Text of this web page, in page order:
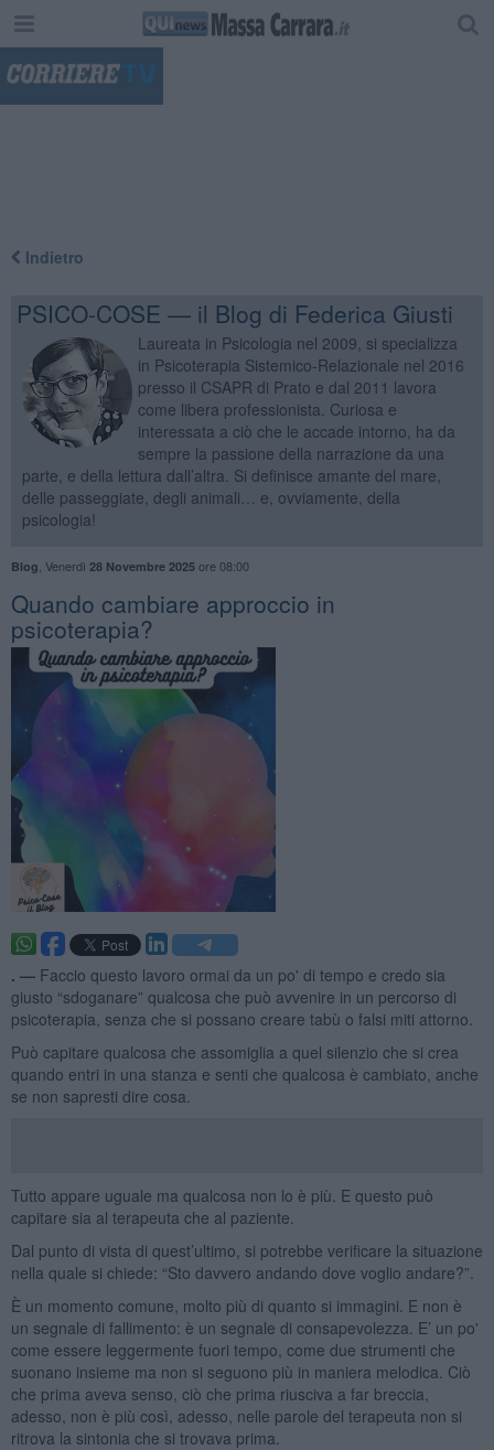
Indietro
PSICO-COSE — il Blog di Federica Giusti
Laureata in Psicologia nel 2009, si specializza
in Psicoterapia Sistemico-Relazionale nel 2016
presso il CSAPR di Prato e dal 2011 lavora
come libera professionista. Curiosa e
interessata a ciò che le accade intorno, ha da
sempre la passione della narrazione da una
parte, e della lettura dall’altra. Si definisce amante del mare,
delle passeggiate, degli animali… e, ovviamente, della
psicologia!
Blog Venerdì 28 Novembre 2025ore 08:00
Quando cambiare approccio in
psicoterapia?
. — Faccio questo lavoro ormai da un po' di tempo e credo sia
giusto “sdoganare” qualcosa che può avvenire in un percorso di
psicoterapia, senza che si possano creare tabù o falsi miti attorno.
Può capitare qualcosa che assomiglia a quel silenzio che si crea
quando entri in una stanza e senti che qualcosa è cambiato, anche
se non sapresti dire cosa.
Tutto appare uguale ma qualcosa non lo è più. E questo può
capitare sia al terapeuta che al paziente.
Dal punto di vista di quest’ultimo, si potrebbe verificare la situazione
nella quale si chiede: “Sto davvero andando dove voglio andare?”.
È un momento comune, molto più di quanto si immagini. E non è
un segnale di fallimento: è un segnale di consapevolezza. E’ un po'
come essere leggermente fuori tempo, come due strumenti che
suonano insieme ma non si seguono più in maniera melodica. Ciò
che prima aveva senso, ciò che prima riusciva a far breccia,
adesso, non è più così, adesso, nelle parole del terapeuta non si
ritrova la sintonia che si trovava prima.